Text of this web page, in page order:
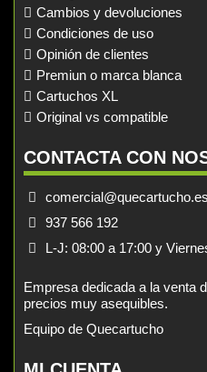
Cambios y devoluciones
Condiciones de uso
Opinión de clientes
Premiun o marca blanca
Cartuchos XL
Original vs compatible
CONTACTA CON
comercial@quecartucho.es
937 566 192
L-J: 08:00 a 17:00 y
Empresa dedicada a la venta
precios muy asequibles.
Equipo de Quecartucho